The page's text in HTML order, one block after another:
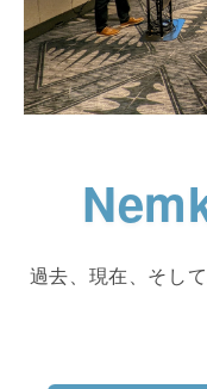
過去、現在、そし